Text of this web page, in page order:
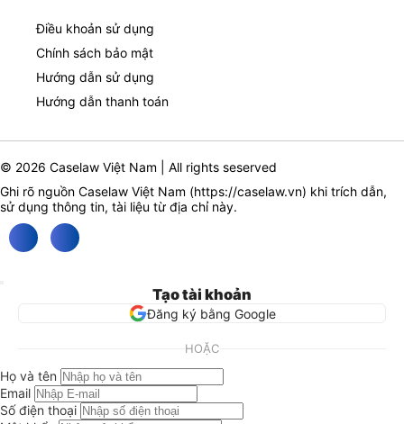
Điều khoản sử dụng
Chính sách bảo mật
Hướng dẫn sử dụng
Hướng dẫn thanh toán
© 2026 Caselaw Việt Nam | All rights seserved
Ghi rõ nguồn Caselaw Việt Nam (https://caselaw.vn) khi trích dẫn,
sử dụng thông tin, tài liệu từ địa chỉ này.
Tạo tài khoản
Đăng ký bằng Google
HOẶC
Họ và tên
Email
Số điện thoại